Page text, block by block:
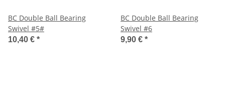
BC Double Ball Bearing
Swivel #5#
10,40 € *
BC Double Ball Bearing
Swivel #6
9,90 € *